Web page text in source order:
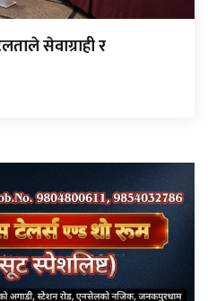
सेवाग्राही र